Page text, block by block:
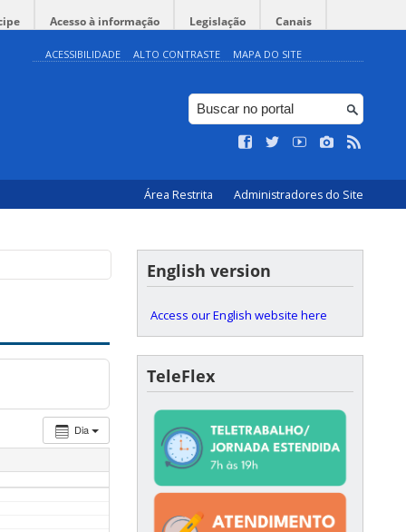
Acesso à informação Legislação Canais
ACESSIBILIDADE ALTO CONTRASTE MAPA DO SITE
Área Restrita Administradores do Site
Dia
English version
Access our English website here
TeleFlex